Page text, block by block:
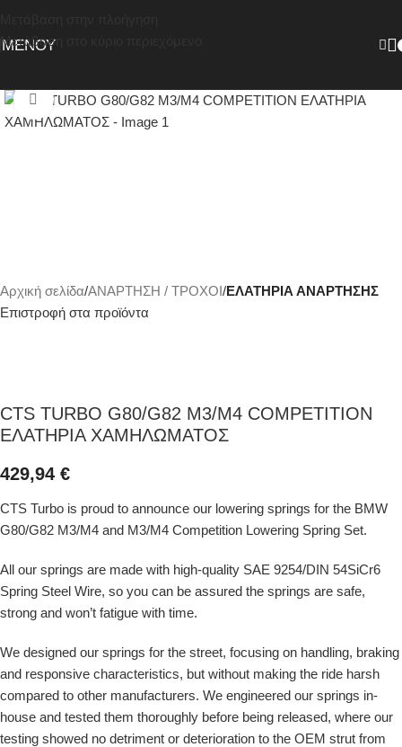
Μετάβαση στο κύριο περιεχόμενο
ΜΕΝΟΎ
Κάντε κλικ για μεγέθυνση
Αρχική σελίδα ΑΝΑΡΤΗΣΗ / ΤΡΟΧΟΙ ΕΛΑΤΗΡΙΑ ΑΝΑΡΤΗΣΗΣ
Επιστροφή στα προϊόντα
CTS TURBO G80/G82 M3/M4 COMPETITION
ΕΛΑΤΗΡΙΑ ΧΑΜΗΛΩΜΑΤΟΣ
429,94 €
CTS Turbo is proud to announce our lowering springs for the BMW
G80/G82 M3/M4 and M3/M4 Competition Lowering Spring Set.
All our springs are made with high-quality SAE 9254/DIN 54SiCr6
Spring Steel Wire, so you can be assured the springs are safe,
strong and won’t fatigue with time.
We designed our springs for the street, focusing on handling, braking
and responsive characteristics, but without making the ride harsh
compared to other manufacturers. We engineered our springs in-
house and tested them thoroughly before being released, where our
testing showed no detriment or deterioration to the OEM strut from